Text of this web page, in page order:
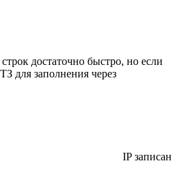
достаточно быстро, но если
для заполнения через
IP записан